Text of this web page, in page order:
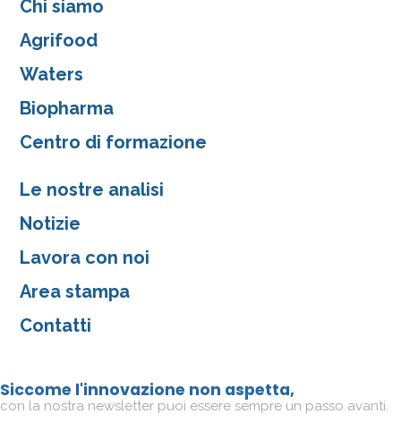
Chi siamo
Agrifood
Waters
Biopharma
Centro di formazione
Le nostre analisi
Notizie
Lavora con noi
Area stampa
Contatti
Siccome l'innovazione non aspetta,
con la nostra newsletter puoi essere sempre un passo avanti.